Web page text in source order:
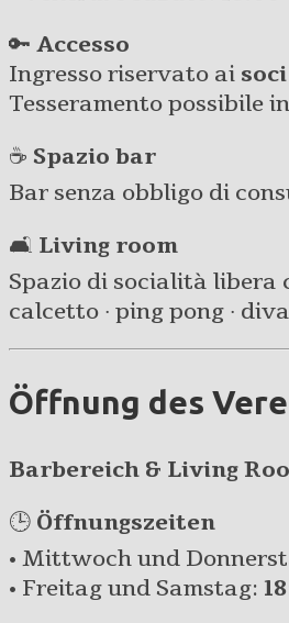
🔑 Accesso
Ingresso riservato ai
Tesseramento possibile
☕ Spazio bar
Bar senza obbligo di
🛋️ Living room
Spazio di socialità libera
calcetto · ping pong ·
Öffnung des
Barbereich & Living
🕒 Öffnungszeiten
• Mittwoch und
• Freitag und Samstag: